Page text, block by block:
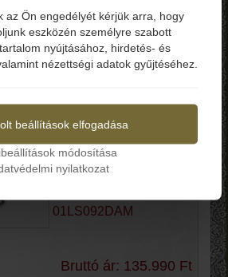
Bruttó ár: 155.990 Ft
mm
mm
4 mm
Damaszk
Lock
Kosárba
LionSteel T.R.E.
01LS092DAM
Bruttó ár: 135.990 Ft
már 18 éves?
az Ön engedélyét kérjük arra, hogy
eszközén személyre szabott
nyújtásához, hirdetés- és
nézettségi adatok gyűjtéséhez.
beállítások elfogadása
módosítása
nyilatkozat